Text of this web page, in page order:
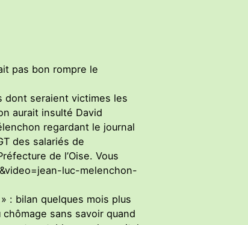
pas bon rompre le
dont seraient victimes les
aurait insulté David
regardant le journal
des salariés de
de l’Oise. Vous
luc-melenchon-
: bilan quelques mois plus
sans savoir quand